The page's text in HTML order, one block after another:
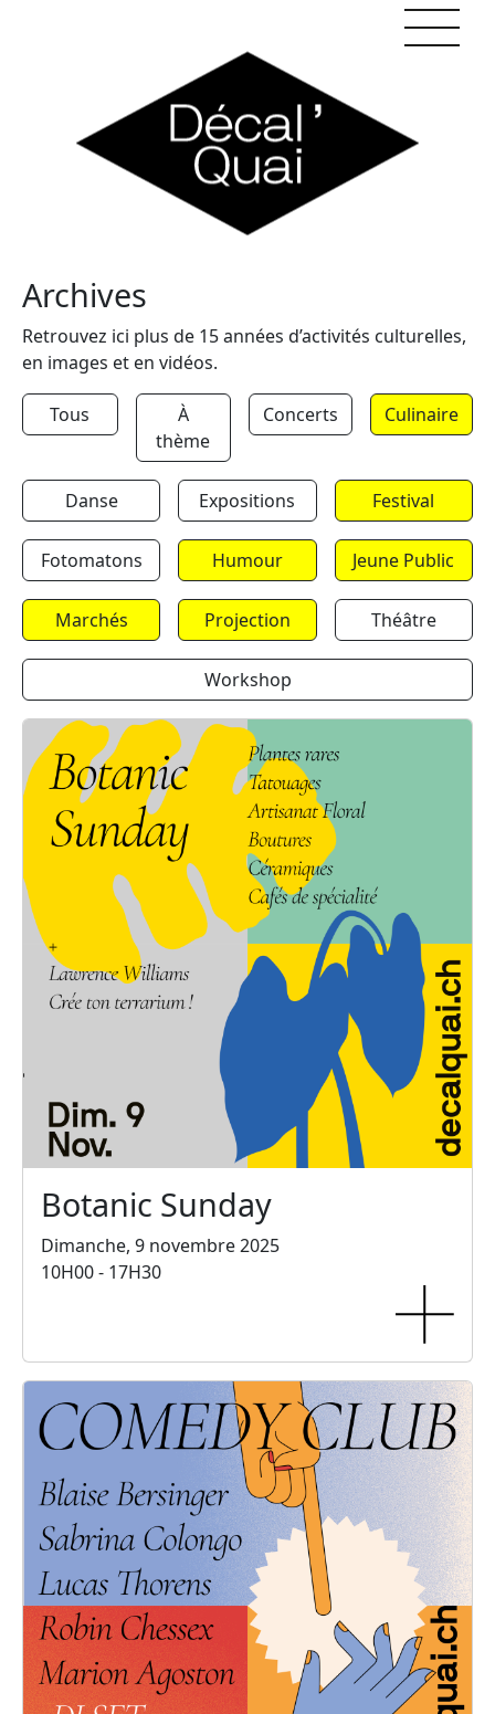
Archives
Retrouvez ici plus de 15 années d’activités culturelles,
en images et en vidéos.
Tous
À
thème
Concerts Culinaire
Danse Expositions Festival
Fotomatons Humour Jeune Public
Marchés Projection Théâtre
Workshop
Botanic Sunday
Dimanche, 9 novembre 2025
10H00 - 17H30